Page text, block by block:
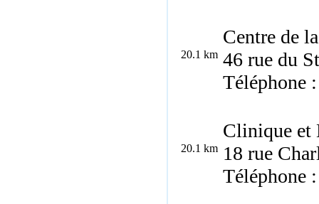
20.1 km
Centre de
46 rue du
Téléphone
20.1 km
Clinique et
18 rue
Téléphone